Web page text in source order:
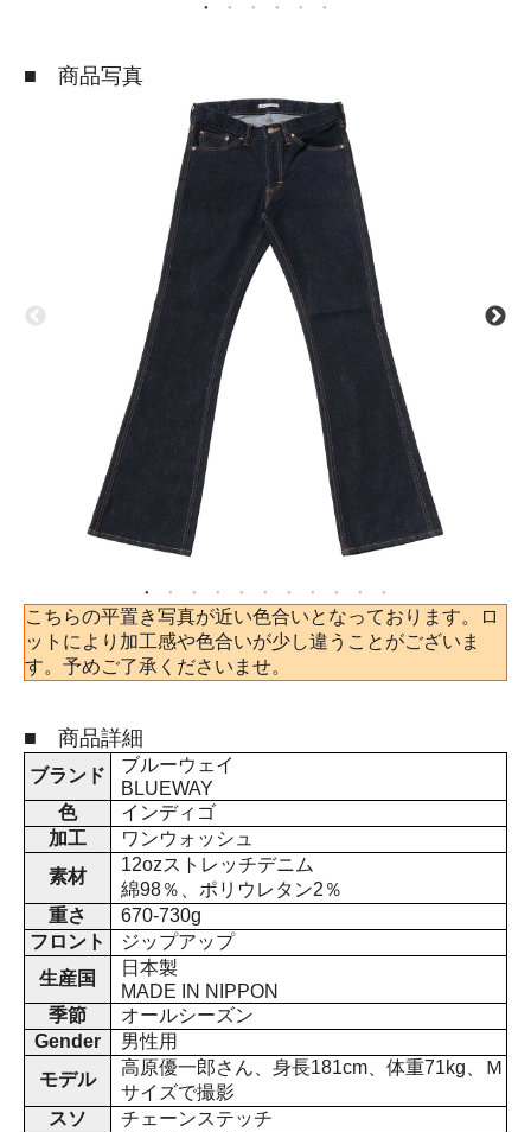
■ 商品写真
こちらの平置き写真が近い色合いとなっております。ロ
ットにより加工感や色合いが少し違うことがございま
す。予めご了承くださいませ。
■ 商品詳細
ブランド
ブルーウェイ
BLUEWAY
色
インディゴ
加工
ワンウォッシュ
素材
12ozストレッチデニム
綿98％、ポリウレタン2％
重さ
670-730g
フロント
ジップアップ
生産国
日本製
MADE IN NIPPON
季節
オールシーズン
Gender
男性用
モデル
高原優一郎さん、身長181cm、体重71kg、Ｍ
サイズで撮影
スソ
チェーンステッチ